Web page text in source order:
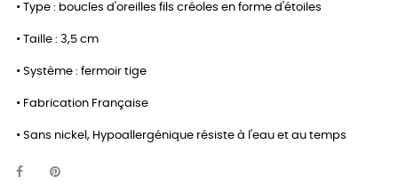
• Type : boucles d'oreilles fils créoles en forme d'étoiles
• Taille : 3,5 cm
• Système : fermoir tige
• Fabrication Française
• Sans nickel, Hypoallergénique résiste à l'eau et au temps